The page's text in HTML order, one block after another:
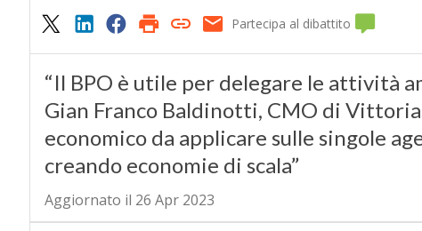
Partecipa al dibattito
“Il BPO è utile per delegare le attività
Gian Franco Baldinotti, CMO di
economico da applicare sulle singole
creando economie di scala”
Aggiornato il 26 Apr 2023